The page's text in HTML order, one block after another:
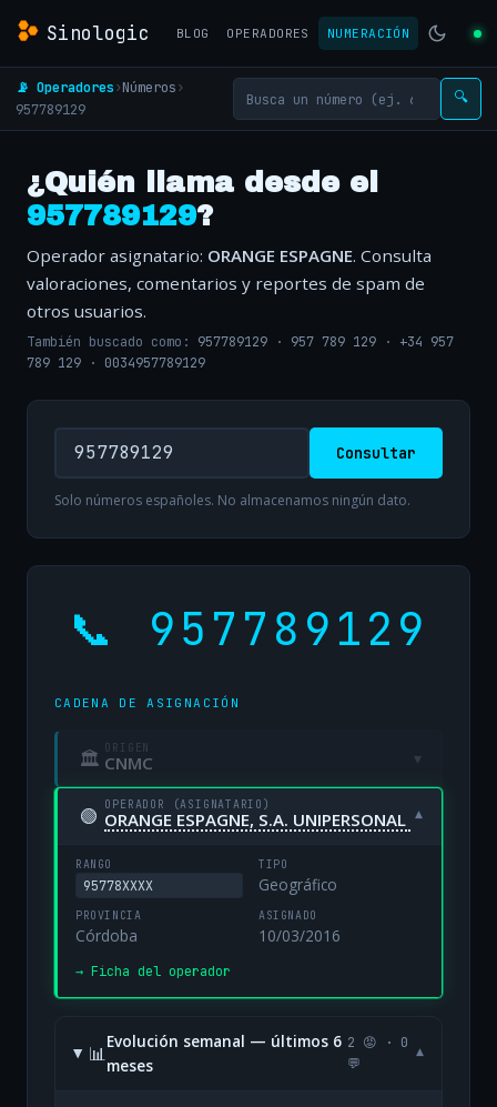
Sinologic BLOG OPERADORES NUMERACIÓN
📡 Operadores›Números›
957789129
🔍
¿Quién llama desde el
957789129?
Operador asignatario: ORANGE ESPAGNE. Consulta
valoraciones, comentarios y reportes de spam de
otros usuarios.
También buscado como: 957789129 · 957 789 129 · +34 957
789 129 · 0034957789129
Consultar
Solo números españoles. No almacenamos ningún dato.
📞 957789129
CADENA DE ASIGNACIÓN
🏛 ORIGEN
CNMC ▾
🟢 OPERADOR (ASIGNATARIO)
ORANGE ESPAGNE, S.A. UNIPERSONAL ▾
RANGO
95778XXXX
TIPO
Geográfico
PROVINCIA
Córdoba
ASIGNADO
10/03/2016
→ Ficha del operador
📊
Evolución semanal — últimos 6
meses
2 😡 · 0
💬
▾